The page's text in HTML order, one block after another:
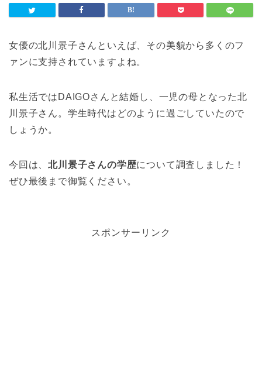
女優の北川景子さんといえば、その美貌から多くのフ
ァンに支持されていますよね。
私生活ではDAIGOさんと結婚し、一児の母となった北
川景子さん。学生時代はどのように過ごしていたので
しょうか。
今回は、北川景子さんの学歴について調査しました！
ぜひ最後まで御覧ください。
スポンサーリンク